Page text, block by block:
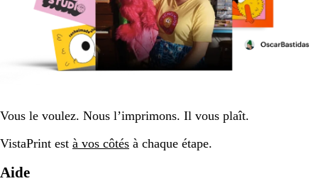
Vous le voulez. Nous l’imprimons. Il vous plaît.
VistaPrint est à vos côtés à chaque étape.
Aide